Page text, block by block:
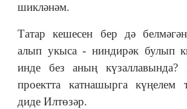
шикләнәм.
Татар кешесен бер дә
алып укыса - ниндирәк булып
инде без аның
проектта катнашырга күңелем
диде Илтөзәр.